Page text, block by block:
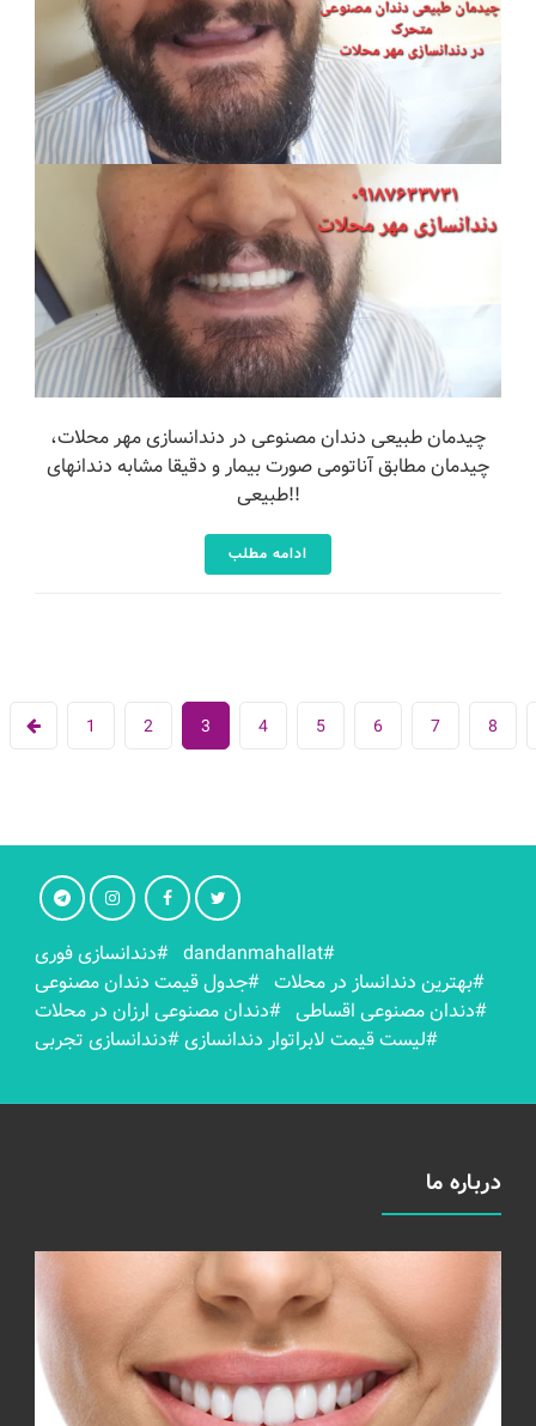
چیدمان طبیعی دندان مصنوعی در دندانسازی مهر محلات،
چیدمان مطابق آناتومی صورت بیمار و دقیقا مشابه دندانهای
طبیعی!!
ادامه مطلب
1 2 3 4 5 6 7 8
#dandanmahallat
#دندانسازی فوری
#بهترين دندانساز در محلات #جدول قیمت دندان مصنوعی
#دندان مصنوعی اقساطی #دندان مصنوعی ارزان در محلات
#لیست قیمت لابراتوار دندانسازی#دندانسازی تجربی
درباره ما